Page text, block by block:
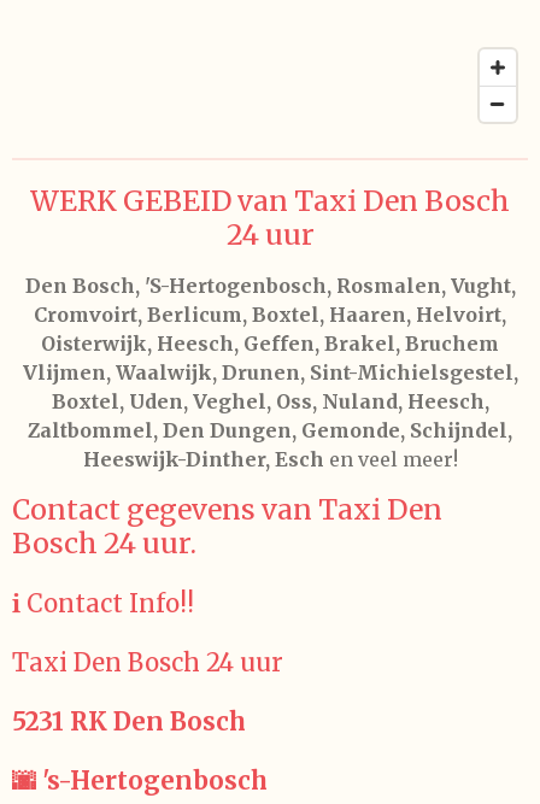
WERK GEBEID van Taxi Den Bosch
24 uur
Den Bosch, 'S-Hertogenbosch, Rosmalen, Vught,
Cromvoirt, Berlicum, Boxtel, Haaren, Helvoirt,
Oisterwijk, Heesch, Geffen, Brakel, Bruchem
Vlijmen, Waalwijk, Drunen, Sint-Michielsgestel,
Boxtel, Uden, Veghel, Oss, Nuland, Heesch,
Zaltbommel, Den Dungen, Gemonde, Schijndel,
Heeswijk-Dinther, Esch en veel meer!
Contact gegevens van Taxi Den
Bosch 24 uur.
ℹ️ Contact Info!!
Taxi Den Bosch 24 uur
5231 RK Den Bosch
🌆 's-Hertogenbosch